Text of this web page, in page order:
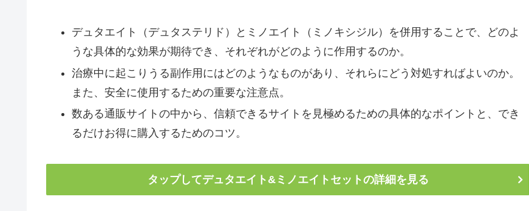
デュタエイト（デュタステリド）とミノエイト（ミノキシジル）を併用することで、どのよ
うな具体的な効果が期待でき、それぞれがどのように作用するのか。
治療中に起こりうる副作用にはどのようなものがあり、それらにどう対処すればよいのか。
また、安全に使用するための重要な注意点。
数ある通販サイトの中から、信頼できるサイトを見極めるための具体的なポイントと、でき
るだけお得に購入するためのコツ。
タップしてデュタエイト&ミノエイトセットの詳細を見る